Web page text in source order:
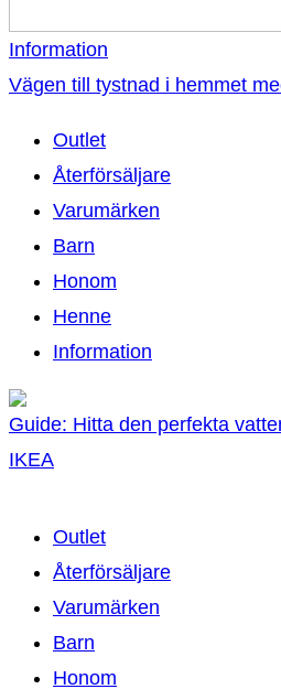
Information
Vägen till tystnad i hemmet
Outlet
Återförsäljare
Varumärken
Barn
Honom
Henne
Information
Guide: Hitta den perfekta
IKEA
Outlet
Återförsäljare
Varumärken
Barn
Honom